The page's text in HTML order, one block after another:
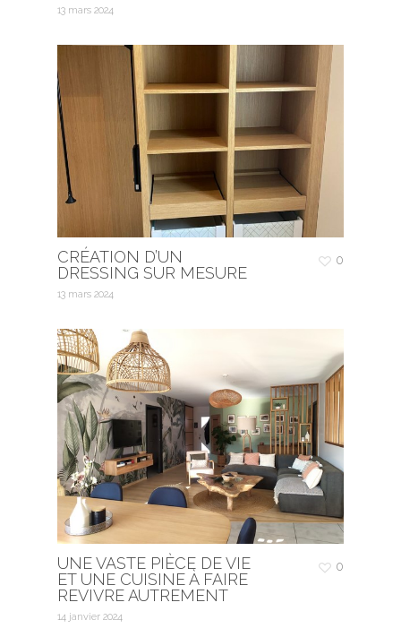
13 mars 2024
CRÉATION D’UN
DRESSING SUR MESURE
13 mars 2024
0
UNE VASTE PIÈCE DE VIE
ET UNE CUISINE À FAIRE
REVIVRE AUTREMENT
14 janvier 2024
0